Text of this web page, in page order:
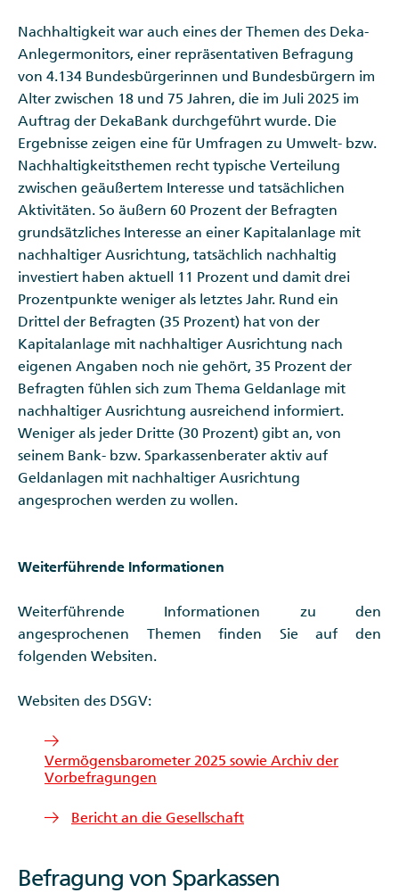
Nachhaltigkeit war auch eines der Themen des Deka-
Anlegermonitors, einer repräsentativen Befragung
von 4.134 Bundesbürgerinnen und Bundesbürgern im
Alter zwischen 18 und 75 Jahren, die im Juli 2025 im
Auftrag der DekaBank durchgeführt wurde. Die
Ergebnisse zeigen eine für Umfragen zu Umwelt- bzw.
Nachhaltigkeitsthemen recht typische Verteilung
zwischen geäußertem Interesse und tatsächlichen
Aktivitäten. So äußern 60 Prozent der Befragten
grundsätzliches Interesse an einer Kapitalanlage mit
nachhaltiger Ausrichtung, tatsächlich nachhaltig
investiert haben aktuell 11 Prozent und damit drei
Prozentpunkte weniger als letztes Jahr. Rund ein
Drittel der Befragten (35 Prozent) hat von der
Kapitalanlage mit nachhaltiger Ausrichtung nach
eigenen Angaben noch nie gehört, 35 Prozent der
Befragten fühlen sich zum Thema Geldanlage mit
nachhaltiger Ausrichtung ausreichend informiert.
Weniger als jeder Dritte (30 Prozent) gibt an, von
seinem Bank- bzw. Sparkassenberater aktiv auf
Geldanlagen mit nachhaltiger Ausrichtung
angesprochen werden zu wollen.
Weiterführende Informationen
Weiterführende Informationen zu den
angesprochenen Themen finden Sie auf den
folgenden Websiten.
Websiten des DSGV:
Vermögensbarometer 2025 sowie Archiv der
Vorbefragungen
Bericht an die Gesellschaft
Befragung von Sparkassen